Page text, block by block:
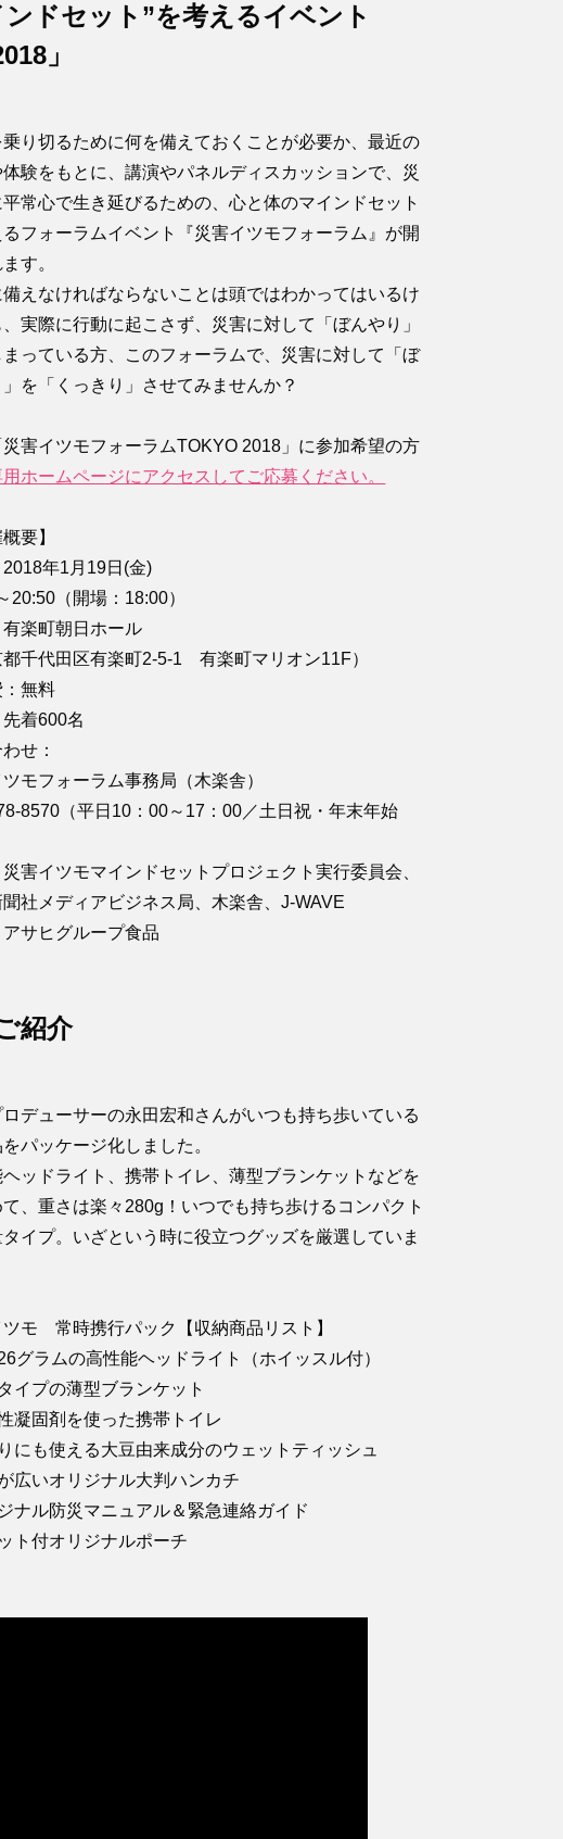
ドセット”を考えるイベント
」
乗り切るために何を備えておくことが必要か、最近の
験をもとに、講演やパネルディスカッションで、災
常心で生き延びるための、心と体のマインドセット
るフォーラムイベント『災害イツモフォーラム』が開
す。
備えなければならないことは頭ではわかってはいるけ
実際に行動に起こさず、災害に対して「ぼんやり」
まっている方、このフォーラムで、災害に対して「ぼ
」を「くっきり」させてみませんか？
災害イツモフォーラムTOKYO 2018」に参加希望の方
用ホームページにアクセスしてご応募ください。
要】
2018年1月19日(金)
20:50（開場：18:00）
楽町朝日ホール
都千代田区有楽町2-5-1 有楽町マリオン11F）
無料
着600名
せ：
モフォーラム事務局（木楽舎）
8570（平日10：00～17：00／土日祝・年末年始
害イツモマインドセットプロジェクト実行委員会、
社メディアビジネス局、木楽舎、J-WAVE
サヒグループ食品
紹介
ロデューサーの永田宏和さんがいつも持ち歩いている
パッケージ化しました。
ッドライト、携帯トイレ、薄型ブランケットなどを
て、重さは楽々280g！いつでも持ち歩けるコンパクト
イプ。いざという時に役立つグッズを厳選していま
ツモ 常時携行パック【収納商品リスト】
グラムの高性能ヘッドライト（ホイッスル付）
イプの薄型ブランケット
凝固剤を使った携帯トイレ
にも使える大豆由来成分のウェットティッシュ
広いオリジナル大判ハンカチ
ナル防災マニュアル＆緊急連絡ガイド
ト付オリジナルポーチ